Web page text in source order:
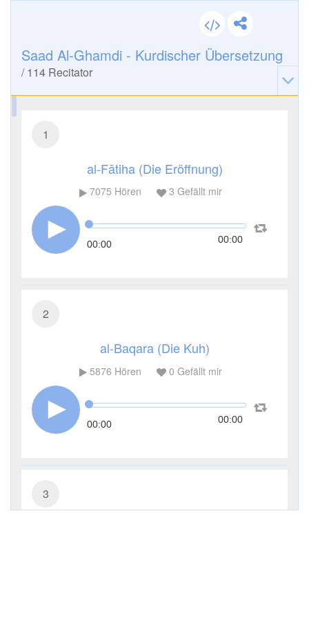
Saad Al-Ghamdi - Kurdischer Übersetzung
/114 Recitator
1
al-Fātiha (Die Eröffnung)
7075 Hören 3 Gefällt mir
00:00 00:00
2
al-Baqara (Die Kuh)
5876 Hören 0 Gefällt mir
00:00 00:00
3